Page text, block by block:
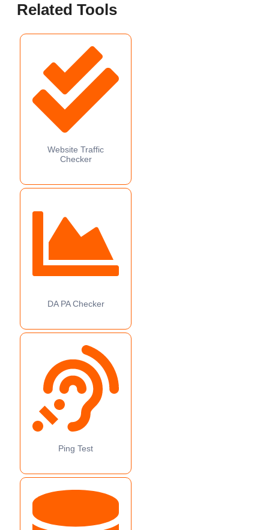
Related Tools
Website Traffic
Checker
DA PA Checker
Ping Test